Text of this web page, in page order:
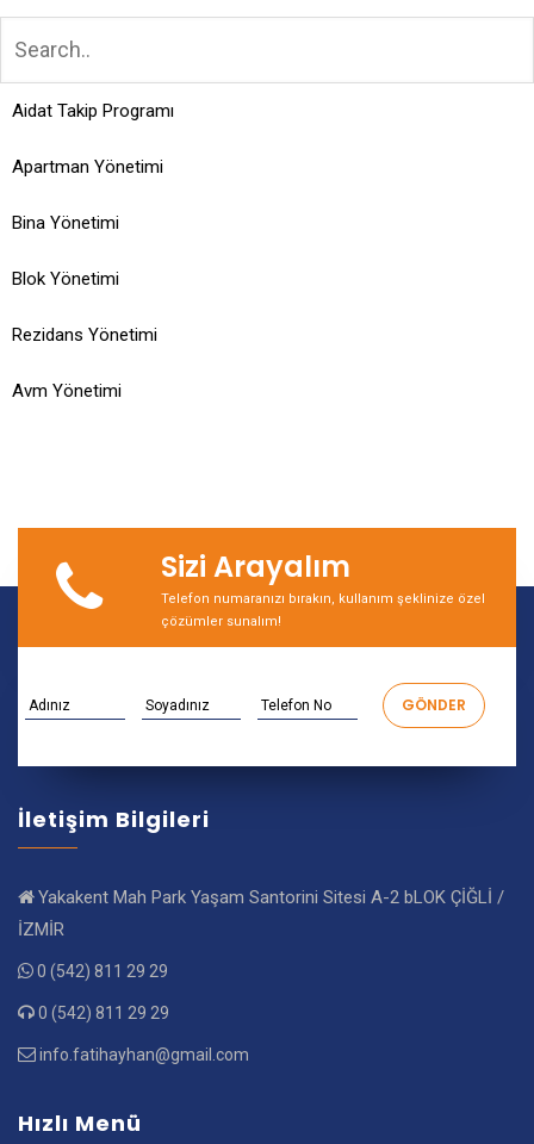
Aidat Takip Programı
Apartman Yönetimi
Bina Yönetimi
Blok Yönetimi
Rezidans Yönetimi
Avm Yönetimi
Sizi Arayalım
Telefon numaranızı bırakın, kullanım şeklinize özel
çözümler sunalım!
İletişim Bilgileri
Yakakent Mah Park Yaşam Santorini Sitesi A-2 bLOK ÇİĞLİ /
İZMİR
0 (542) 811 29 29
0 (542) 811 29 29
info.fatihayhan@gmail.com
Hızlı Menü